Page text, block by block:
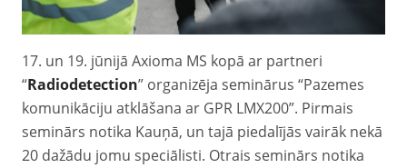
17. un 19. jūnijā Axioma MS kopā ar partneri
“Radiodetection” organizēja seminārus “Pazemes
komunikāciju atklāšana ar GPR LMX200”. Pirmais
seminārs notika Kauņā, un tajā piedalījās vairāk nekā
20 dažādu jomu speciālisti. Otrais seminārs notika